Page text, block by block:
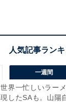
ト……メタリッ
レンタルスペース
一週間
世界一忙しいラー
したSAも。山陽